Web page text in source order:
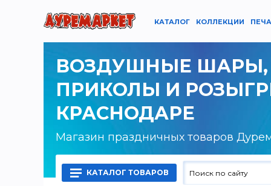
КАТАЛОГ КОЛЛЕКЦИИ
ВОЗДУШНЫЕ ШАРЫ,
ПРИКОЛЫ И
КРАСНОДАРЕ
Магазин праздничных товаров
КАТАЛОГ ТОВАРОВ